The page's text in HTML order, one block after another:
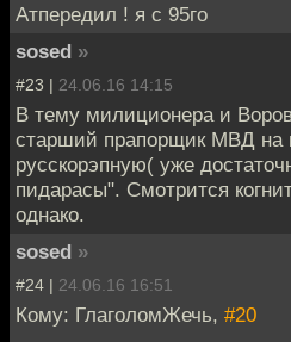
Атпередил ! я с 95го
sosed »
#23 | 24.06.16 14:15
В тему милиционера и
старший прапорщик МВД на
русскорэпную( уже
пидарасы". Смотрится
однако.
sosed »
#24 | 24.06.16 16:51
Кому: ГлаголомЖечь, #20